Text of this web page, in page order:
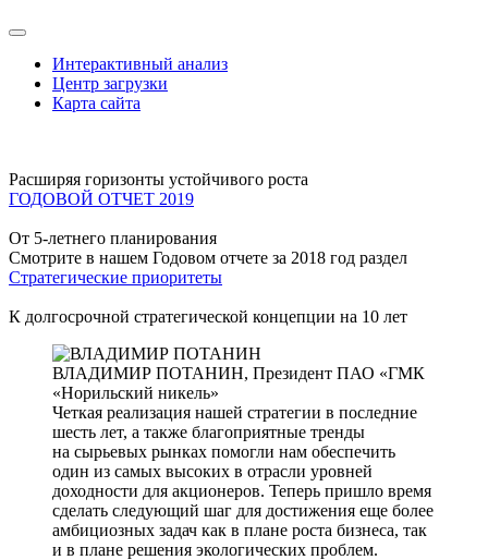
Интерактивный анализ
Центр загрузки
Карта сайта
Расширяя горизонты устойчивого роста
ГОДОВОЙ ОТЧЕТ 2019
От 5-летнего планирования
Смотрите в нашем Годовом отчете за 2018 год раздел
Стратегические приоритеты
К долгосрочной стратегической концепции на 10 лет
ВЛАДИМИР ПОТАНИН, Президент ПАО «ГМК
«Норильский никель»
Четкая реализация нашей стратегии в последние
шесть лет, а также благоприятные тренды
на сырьевых рынках помогли нам обеспечить
один из самых высоких в отрасли уровней
доходности для акционеров. Теперь пришло время
сделать следующий шаг для достижения еще более
амбициозных задач как в плане роста бизнеса, так
и в плане решения экологических проблем.